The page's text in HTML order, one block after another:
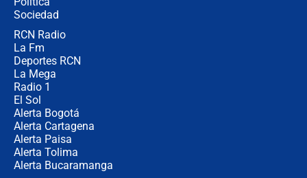
Sociedad
RCN Radio
La Fm
Deportes RCN
La Mega
Radio 1
El Sol
Alerta Bogotá
Alerta Cartagena
Alerta Paisa
Alerta Tolima
Alerta Bucaramanga